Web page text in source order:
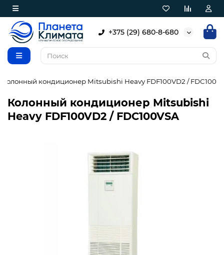
+375 (29) 680-8-680
Колонный кондиционер Mitsubishi Heavy FDF100VD2 /
Колонный кондиционер Mitsubishi
Heavy FDF100VD2 / FDC100VSA